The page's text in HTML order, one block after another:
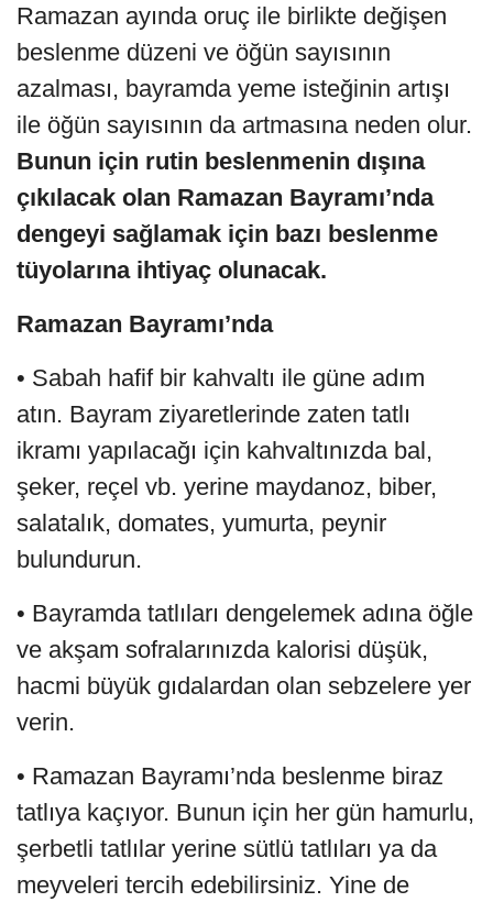
Ramazan ayında oruç ile birlikte değişen
beslenme düzeni ve öğün sayısının
azalması, bayramda yeme isteğinin artışı
ile öğün sayısının da artmasına neden olur.
Bunun için rutin beslenmenin dışına
çıkılacak olan Ramazan Bayramı’nda
dengeyi sağlamak için bazı beslenme
tüyolarına ihtiyaç olunacak.
Ramazan Bayramı’nda
• Sabah hafif bir kahvaltı ile güne adım
atın. Bayram ziyaretlerinde zaten tatlı
ikramı yapılacağı için kahvaltınızda bal,
şeker, reçel vb. yerine maydanoz, biber,
salatalık, domates, yumurta, peynir
bulundurun.
• Bayramda tatlıları dengelemek adına öğle
ve akşam sofralarınızda kalorisi düşük,
hacmi büyük gıdalardan olan sebzelere yer
verin.
• Ramazan Bayramı’nda beslenme biraz
tatlıya kaçıyor. Bunun için her gün hamurlu,
şerbetli tatlılar yerine sütlü tatlıları ya da
meyveleri tercih edebilirsiniz. Yine de